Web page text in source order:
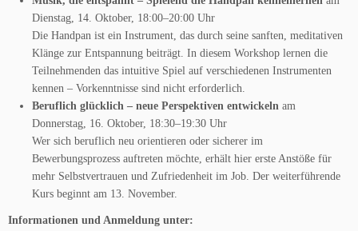
Dienstag, 14. Oktober, 18:00–20:00 Uhr
Die Handpan ist ein Instrument, das durch seine sanften, meditativen
Klänge zur Entspannung beiträgt. In diesem Workshop lernen die
Teilnehmenden das intuitive Spiel auf verschiedenen Instrumenten
kennen – Vorkenntnisse sind nicht erforderlich.
Beruflich glücklich – neue Perspektiven entwickeln am
Donnerstag, 16. Oktober, 18:30–19:30 Uhr
Wer sich beruflich neu orientieren oder sicherer im
Bewerbungsprozess auftreten möchte, erhält hier erste Anstöße für
mehr Selbstvertrauen und Zufriedenheit im Job. Der weiterführende
Kurs beginnt am 13. November.
Informationen und Anmeldung unter: